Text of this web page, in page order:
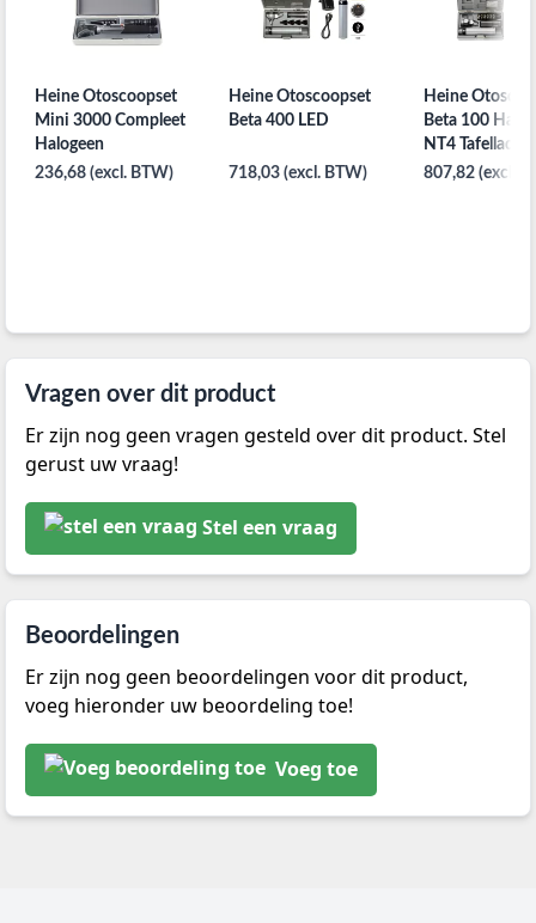
Heine Otoscoopset
Mini 3000 Compleet
Halogeen
236,68 (excl. BTW)
Heine Otoscoopset
Beta 400 LED
718,03 (excl. BTW)
Heine
Beta 100
NT4 Tafellader
807,82 (excl.
Vragen over dit product
Er zijn nog geen vragen gesteld over dit product. Stel
gerust uw vraag!
Stel een vraag
Beoordelingen
Er zijn nog geen beoordelingen voor dit product,
voeg hieronder uw beoordeling toe!
Voeg toe